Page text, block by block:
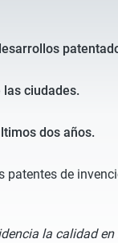
ciudades.
dos años.
patentes de
la calidad